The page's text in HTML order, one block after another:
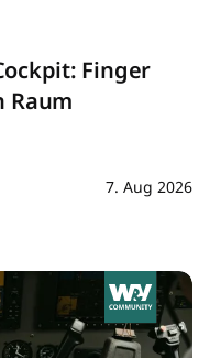
Finger
Raum
7. Aug 2026